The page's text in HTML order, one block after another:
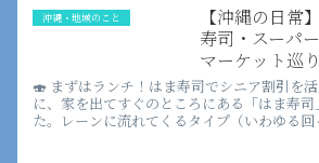
ぞ知るオーシャン
介。
沖縄・地域のこと
【沖縄の日常
寿司・スーパ
マーケット巡
のドライブ記
🍣 まずはランチ！はま寿司でシニア割引を
に、家を出てすぐのところにある「はま寿
た。レーンに流れてくるタイプ（いわゆる